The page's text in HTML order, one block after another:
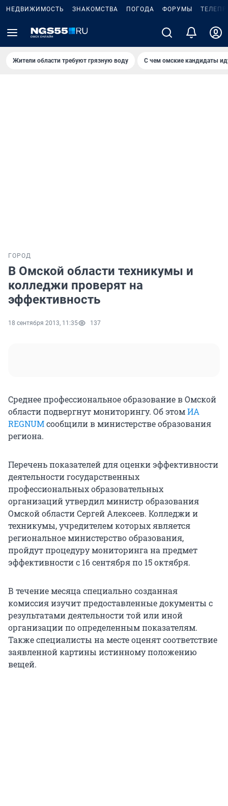
НЕДВИЖИМОСТЬ ЗНАКОМСТВА ПОГОДА ФОРУМЫ
Жители области требуют грязную воду С чем омские кандидаты
ГОРОД
В Омской области техникумы и
колледжи проверят на
эффективность
18 сентября 2013, 11:35 137
Среднее профессиональное образование в Омской
области подвергнут мониторингу. Об этомИА
REGNUMсообщили в министерстве образования
региона.
Перечень показателей для оценки эффективности
деятельности государственных
профессиональных образовательных
организаций утвердил министр образования
Омской области Сергей Алексеев. Колледжи и
техникумы, учредителем которых является
региональное министерство образования,
пройдут процедуру мониторинга на предмет
эффективности с 16 сентября по 15 октября.
В течение месяца специально созданная
комиссия изучит предоставленные документы с
результатами деятельности той или иной
организации по определенным показателям.
Также специалисты на месте оценят соответствие
заявленной картины истинному положению
вещей.